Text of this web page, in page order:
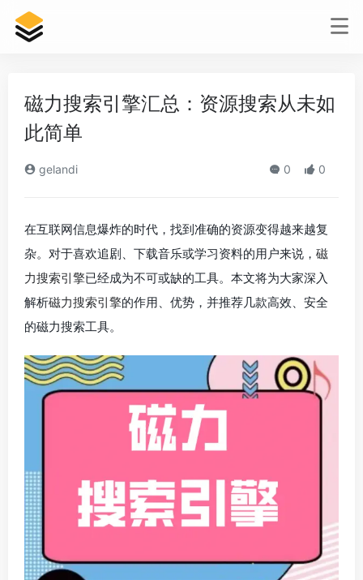
磁力搜索引擎汇总：资源搜索从未如
此简单
gelandi 0 0
在互联网信息爆炸的时代，找到准确的资源变得越来越复
杂。对于喜欢追剧、下载音乐或学习资料的用户来说， 磁
力搜索引擎已经成为不可或缺的工具。本文将为大家深入
解析磁力搜索引擎的作用、优势，并推荐几款高效、安全
的磁力搜索工具。